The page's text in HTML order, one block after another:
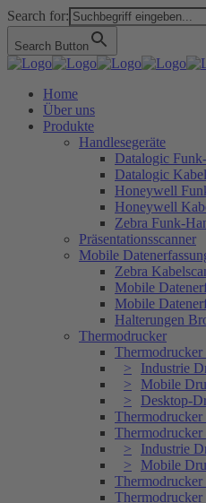
Search for:
Search Button
Home
Über uns
Produkte
Handlesegeräte
Datalogic
Datalogic
Honeywell
Honeywell
Zebra Funk-
Präsentationsscanner
Mobile
Zebra
Mobile
Mobile
Halterungen
Thermodrucker
Thermodrucker
Industrie
Mobile
Desktop-
Thermodrucker
Thermodrucker
Industrie
Mobile
Thermodrucker